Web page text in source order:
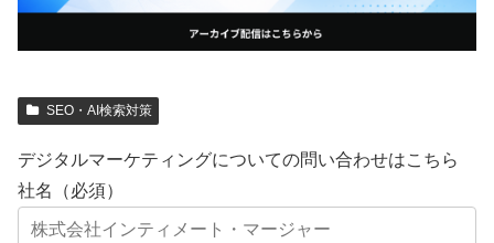
SEO・AI検索対策
デジタルマーケティングについての問い合わせはこちら
社名（必須）